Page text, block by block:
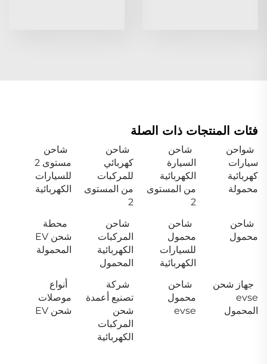
فئات المنتجات ذات الصلة
شواحن
سيارات
كهربائية
محمولة
شاحن
السيارة
الكهربائية
من المستوى
2
شاحن
كهربائي
للمركبات
من المستوى
2
شاحن
مستوى 2
للسيارات
الكهربائية
شاحن
محمول
شاحن
محمول
للسيارات
الكهربائية
شاحن
المركبات
الكهربائية
المحمول
محطة
شحن EV
المحمولة
جهاز شحن
evse
المحمول
شاحن
محمول
evse
شركة
تصنيع أعمدة
شحن
المركبات
الكهربائية
أنواع
موصلات
شحن EV